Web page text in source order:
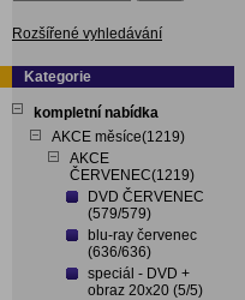
Rozšířené vyhledávání
Kategorie
kompletní nabídka
AKCE měsíce(1219)
AKCE
ČERVENEC(1219)
DVD ČERVENEC
(579/579)
blu-ray červenec
(636/636)
speciál - DVD +
obraz 20x20 (5/5)